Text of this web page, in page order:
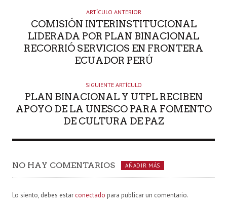
ARTÍCULO ANTERIOR
COMISIÓN INTERINSTITUCIONAL
LIDERADA POR PLAN BINACIONAL
RECORRIÓ SERVICIOS EN FRONTERA
ECUADOR PERÚ
SIGUIENTE ARTÍCULO
PLAN BINACIONAL Y UTPL RECIBEN
APOYO DE LA UNESCO PARA FOMENTO
DE CULTURA DE PAZ
NO HAY COMENTARIOS AÑADIR MÁS
Lo siento, debes estar conectado para publicar un comentario.